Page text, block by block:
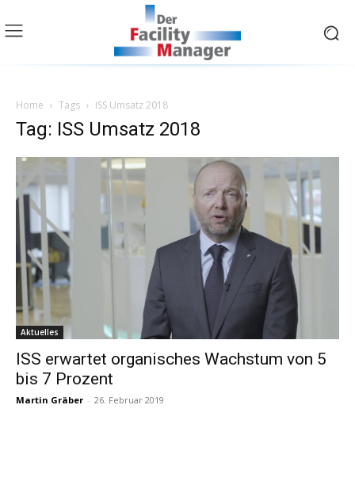
Home Tags ISS Umsatz 2018
Tag: ISS Umsatz 2018
Aktuelles
ISS erwartet organisches Wachstum von 5
bis 7 Prozent
Martin Gräber - 26. Februar 2019